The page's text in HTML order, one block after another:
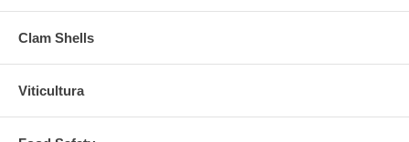
Clam Shells
Viticultura